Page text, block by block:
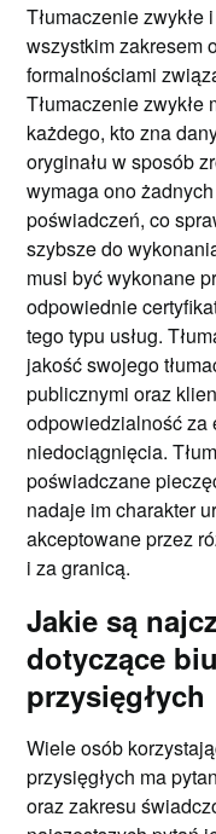
Tłumaczenie zwykłe
wszystkim zakresem
formalnościami
Tłumaczenie
każdego, kto zna
oryginału w sposób
wymaga ono
poświadczeń, co
szybsze do
musi być wykonane
odpowiednie
tego typu usług.
jakość swojego
publicznymi oraz
odpowiedzialność za
niedociągnięcia.
poświadczane
nadaje im charakter
akceptowane przez
i za granicą.
Jakie są
dotyczące
przysięgłych
Wiele osób
przysięgłych ma
oraz zakresu